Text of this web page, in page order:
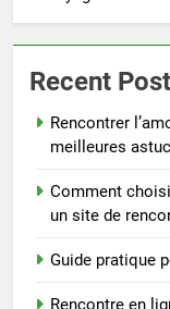
Recent
Rencontrer
meilleures
Comment
un site de
Guide pratique
Rencontre en